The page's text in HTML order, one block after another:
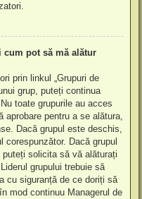
pot să mă alătur
prin linkul „Grupuri de
grup, puteți continua
toate grupurile au acces
pentru a se alătura,
Dacă grupul este deschis,
Dacă grupul
solicita să vă alăturați
grupului trebuie să
cu siguranță de ce doriți să
mod continuu Managerul de